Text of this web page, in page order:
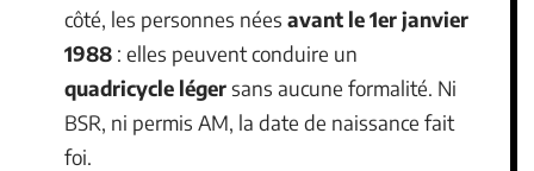
côté, les personnes nées avant le 1er janvier
1988 : elles peuvent conduire un
quadricycle légersans aucune formalité. Ni
BSR, ni permis AM, la date de naissance fait
foi.